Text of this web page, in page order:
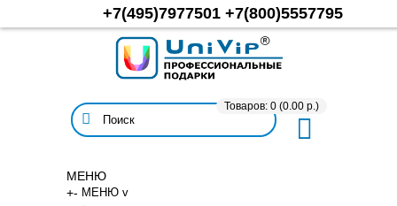
+7(495)7977501 +7(800)5557795
Товаров: 0 (0.00 р.)
МЕНЮ
+- МЕНЮ v